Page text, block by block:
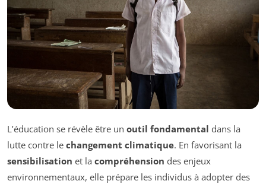
L’éducation se révèle être un outil fondamental dans la
lutte contre le changement climatique. En favorisant la
sensibilisation et la compréhension des enjeux
environnementaux, elle prépare les individus à adopter des